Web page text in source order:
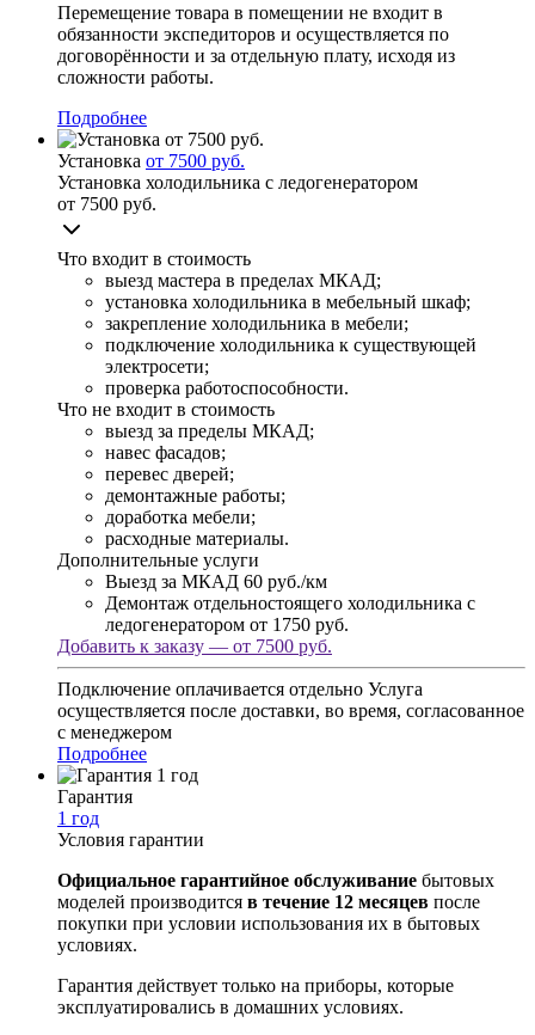
Перемещение товара в помещении не входит в
обязанности экспедиторов и осуществляется по
договорённости и за отдельную плату, исходя из
сложности работы.
Подробнее
Установка от 7500 руб.
Установка холодильника с ледогенератором
от 7500 руб.
Что входит в стоимость
выезд мастера в пределах МКАД;
установка холодильника в мебельный шкаф;
закрепление холодильника в мебели;
подключение холодильника к существующей
электросети;
проверка работоспособности.
Что не входит в стоимость
выезд за пределы МКАД;
навес фасадов;
перевес дверей;
демонтажные работы;
доработка мебели;
расходные материалы.
Дополнительные услуги
Выезд за МКАД 60 руб./км
Демонтаж отдельностоящего холодильника с
ледогенератором от 1750 руб.
Добавить к заказу — от 7500 руб.
Подключение оплачивается отдельно Услуга
осуществляется после доставки, во время, согласованное
с менеджером
Подробнее
Гарантия
1 год
Условия гарантии
Официальное гарантийное обслуживание бытовых
моделей производится в течение 12 месяцев после
покупки при условии использования их в бытовых
условиях.
Гарантия действует только на приборы, которые
эксплуатировались в домашних условиях.